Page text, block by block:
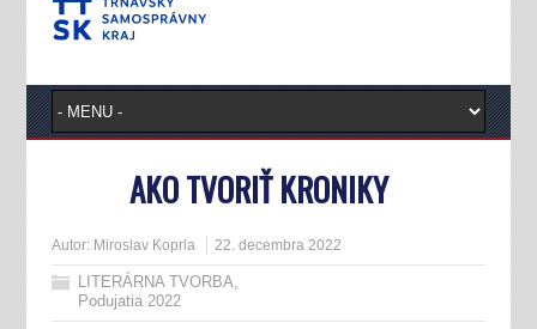
AKO TVORIŤ KRONIKY
Autor: Miroslav Koprla 22. decembra 2022
LITERÁRNA TVORBA,
Podujatia 2022